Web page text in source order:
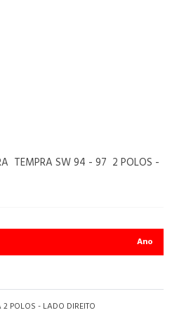
TEMPRA SW 94 - 97 2 POLOS -
Ano
POLOS - LADO DIREITO